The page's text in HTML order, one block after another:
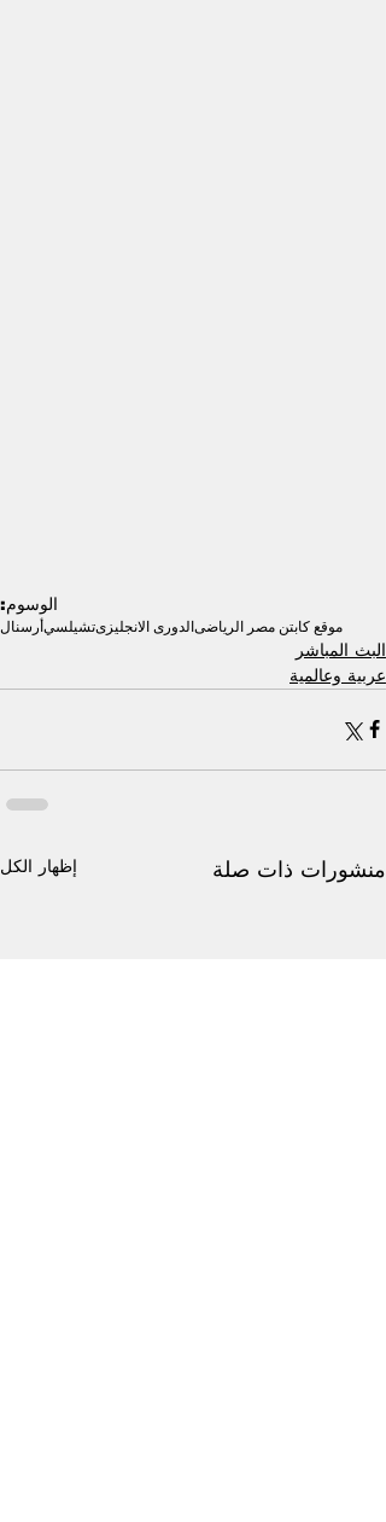
الوسوم:
موقع كابتن مصر الرياضىالدورى الانجليزىتشيلسيأرسنال
البث المباشر
عربية وعالمية
منشورات ذات صلة إظهار الكل